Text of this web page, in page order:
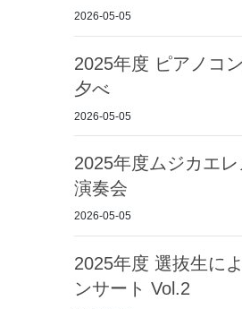
2026-05-05
2025年度 ピアノコ
夕べ
2026-05-05
2025年度ムジカエ
演奏会
2026-05-05
2025年度 選抜生に
ンサート Vol.2